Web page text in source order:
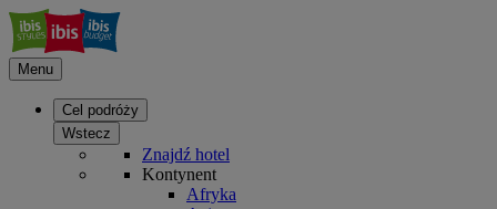
Menu
Cel podróży
Wstecz
Znajdź hotel
Kontynent
Afryka